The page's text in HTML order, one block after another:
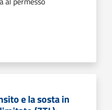
e la sosta in